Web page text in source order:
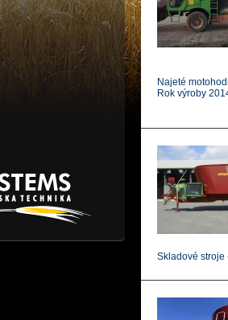
Najeté
Rok výroby
Skladové stroje